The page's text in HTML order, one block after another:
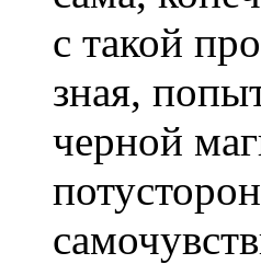
с такой
зная,
черной